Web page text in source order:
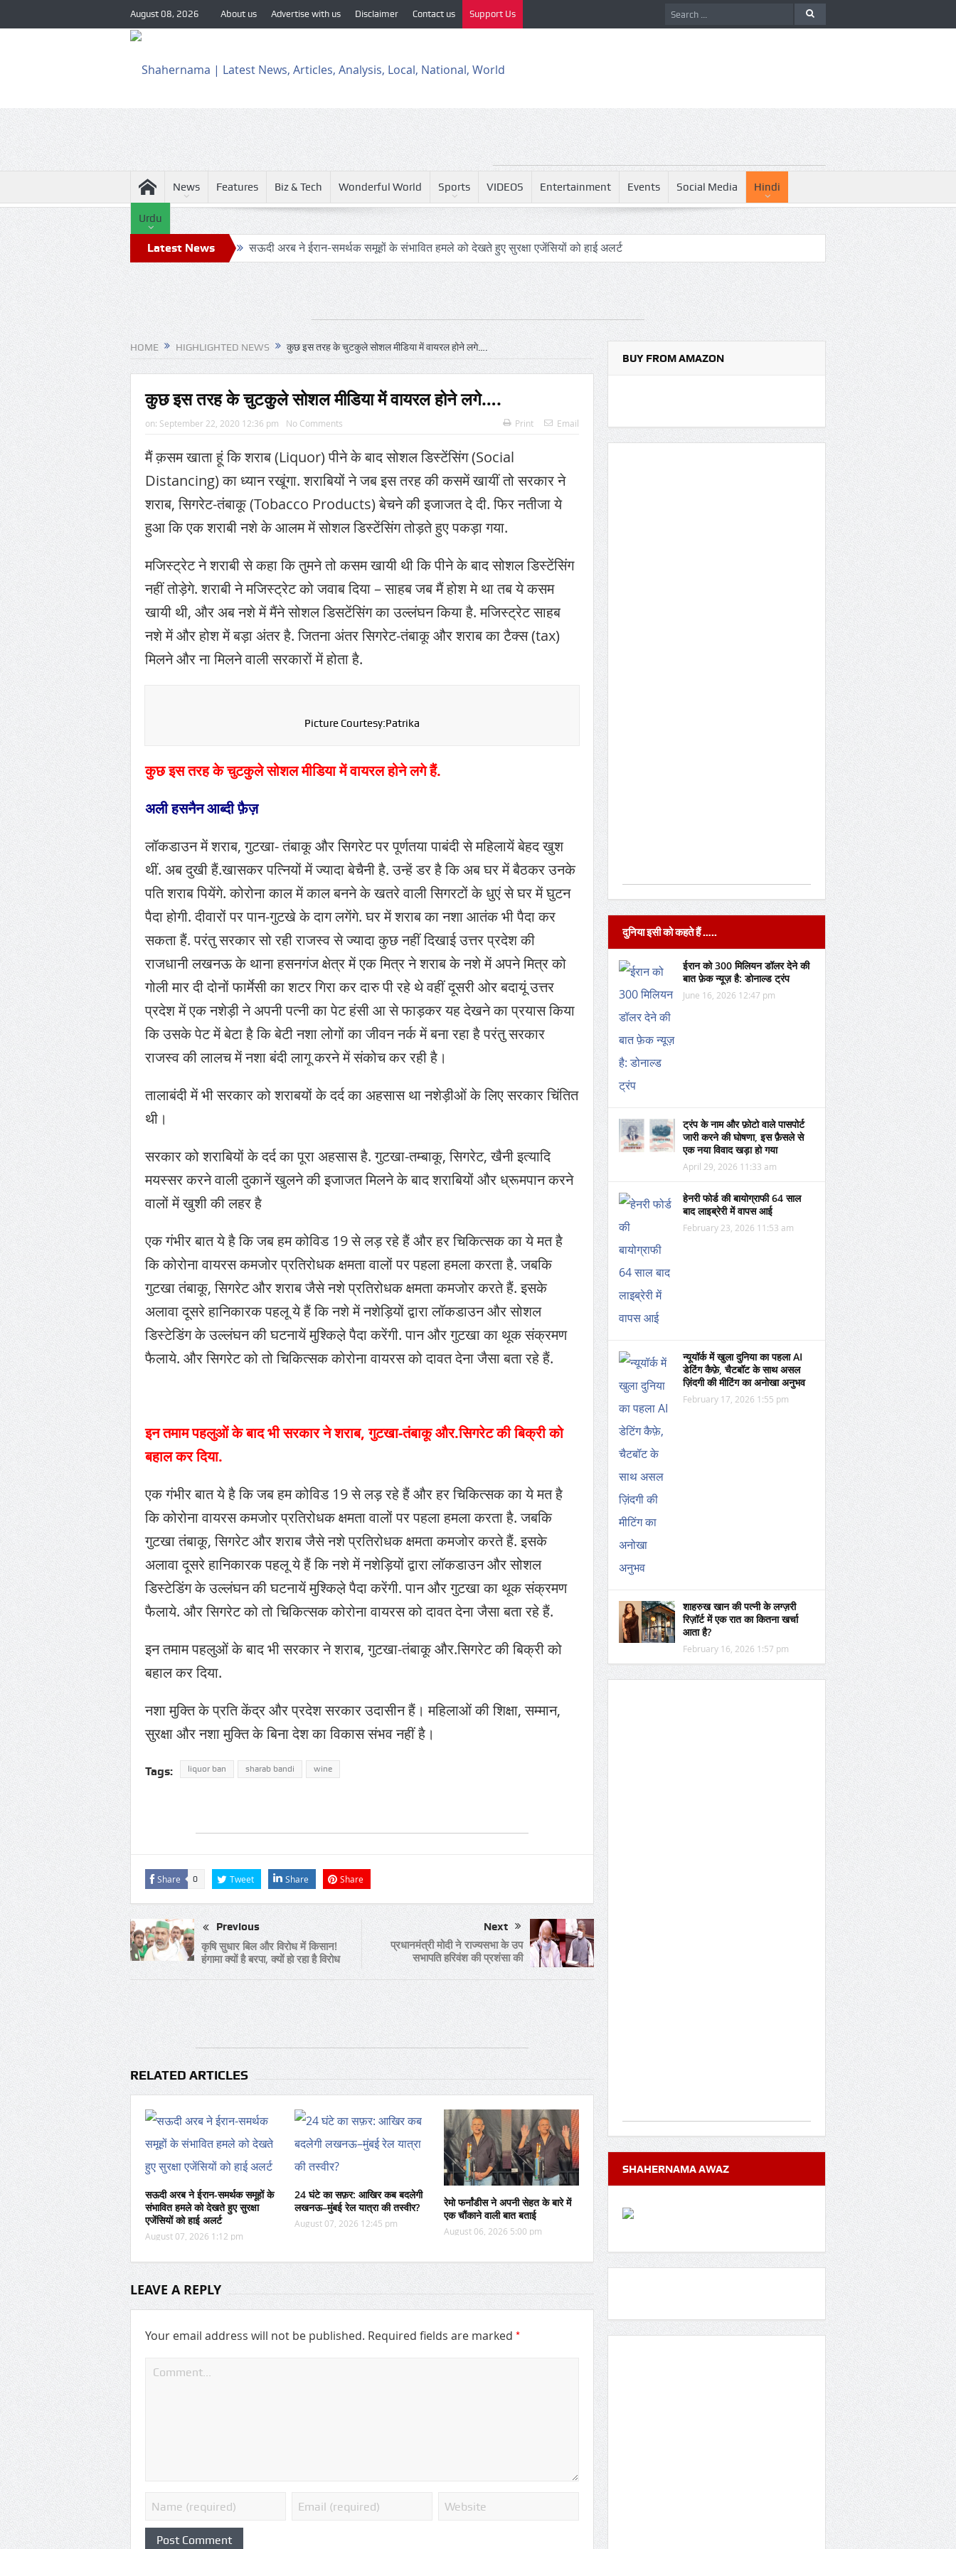
August 08, 2026 About us Advertise with us Disclaimer Contact us Support Us
News Features Biz & Tech Wonderful World Sports VIDEOS Entertainment Events Social Media Hindi
Urdu
Latest News
सऊदी अरब ने ईरान-समर्थक समूहों के संभावित हमले को देखते हुए सुरक्षा एजेंसियों को हाई अलर्ट
24 घंटे का सफ़र: आखिर कब बदलेगी लखनऊ–मुंबई रेल यात्रा की तस्वीर?
ट्रंप के हेलीकॉप्टर और यात्री विमान के बीच खतरनाक नज़दीकी की जांच
रिपोर्ट: अपनी कक्षा से भटका SpaceX रॉकेट आज चंद्रमा से टकराएगा
आग़ा मीर की ड्योढ़ी: जहाँ शानदार इमामबाड़ा,नवाबी शान और इतिहास साँस लेता था
डील साइन करने का यह आखिरी मौका है, ट्रंप ने एक बार फिर ईरान को धमकी दी
‘मैं कहीं नहीं जा रहा’; ईरानी राष्ट्रपति ने इस्तीफ़े और अंदरूनी मतभेदों की खबरों को नकारा
महमूदाबाद रियासत का मोहर्रम: अज़ादारी, तहज़ीब और साझी विरासत की जीवित दास्तान
‘2026 के लिए की गई दो भविष्यवाणियां सच हो गई हैं, एक भयानक टकराव होने वाला है’
HOME HIGHLIGHTED NEWS कुछ इस तरह के चुटकुले सोशल मीडिया में वायरल होने लगे….
कुछ इस तरह के चुटकुले सोशल मीडिया में वायरल होने लगे….
on: September 22, 2020 12:36 pm No Comments Print Email
मैं क़सम खाता हूं कि शराब (Liquor) पीने के बाद सोशल डिस्टेंसिंग (Social
Distancing) का ध्यान रखूंगा. शराबियों ने जब इस तरह की कसमें खायीं तो सरकार ने
शराब, सिगरेट-तंबाकू (Tobacco Products) बेचने की इजाजत दे दी. फिर नतीजा ये
हुआ कि एक शराबी नशे के आलम में सोशल डिस्टेंसिंग तोड़ते हुए पकड़ा गया.
मजिस्ट्रेट ने शराबी से कहा कि तुमने तो कसम खायी थी कि पीने के बाद सोशल डिस्टेंसिंग
नहीं तोड़ेगे. शराबी ने मजिस्ट्रेट को जवाब दिया – साहब जब मैं होश मे था तब ये कसम
खायी थी, और अब नशे में मैंने सोशल डिसटेंसिंग का उल्लंघन किया है. मजिस्ट्रेट साहब
नशे में और होश में बड़ा अंतर है. जितना अंतर सिगरेट-तंबाकू और शराब का टैक्स (tax)
मिलने और ना मिलने वाली सरकारों में होता है.
Picture Courtesy:Patrika
कुछ इस तरह के चुटकुले सोशल मीडिया में वायरल होने लगे हैं.
अली हसनैन आब्दी फ़ैज़
लॉकडाउन में शराब, गुटखा- तंबाकू और सिगरेट पर पूर्णतया पाबंदी से महिलायें बेहद खुश
थीं. अब दुखी हैं.खासकर पत्नियों में ज्यादा बेचैनी है. उन्हें डर है कि अब घर में बैठकर उनके
पति शराब पियेंगे. कोरोना काल में काल बनने के खतरे वाली सिगरटों के धुएं से घर में घुटन
पैदा होगी. दीवारों पर पान-गुटखे के दाग लगेंगे. घर में शराब का नशा आतंक भी पैदा कर
सकता हैं. परंतु सरकार सो रही राजस्व से ज्यादा कुछ नहीं दिखाई उत्तर प्रदेश की
राजधानी लखनऊ के थाना हसनगंज क्षेत्र में एक मित्र ने शराब के नशे में अपने मित्र को
गोली मार दी दोनों फार्मेसी का शटर गिरा कर दारु पी रहे थे वहीं दूसरी ओर बदायूं उत्तर
प्रदेश में एक नशेड़ी ने अपनी पत्नी का पेट हंसी आ से फाड़कर यह देखने का प्रयास किया
कि उसके पेट में बेटा है कि बेटी नशा लोगों का जीवन नर्क में बना रहा है परंतु सरकार
राजस्व की लालच में नशा बंदी लागू करने में संकोच कर रही है।
तालाबंदी में भी सरकार को शराबयों के दर्द का अहसास था नशेड़ीओं के लिए सरकार चिंतित
थी।
सरकार को शराबियों के दर्द का पूरा अहसास है. गुटखा-तम्बाकू, सिगरेट, खैनी इत्यादि
मयस्सर करने वाली दुकानें खुलने की इजाजत मिलने के बाद शराबियों और ध्रूमपान करने
वालों में खुशी की लहर है
एक गंभीर बात ये है कि जब हम कोविड 19 से लड़ रहे हैं और हर चिकित्सक का ये मत है
कि कोरोना वायरस कमजोर प्रतिरोधक क्षमता वालों पर पहला हमला करता है. जबकि
गुटखा तंबाकू, सिगरेट और शराब जैसे नशे प्रतिरोधक क्षमता कमजोर करते हैं. इसके
अलावा दूसरे हानिकारक पहलू ये हैं कि नशे में नशेड़ियों द्वारा लॉकडाउन और सोशल
डिस्टेडिंग के उल्लंघन की घटनायें मुश्किल़े पैदा करेंगी. पान और गुटखा का थूक संक्रमण
फैलाये. और सिगरेट को तो चिकित्सक कोरोना वायरस को दावत देना जैसा बता रहे हैं.
इन तमाम पहलुओं के बाद भी सरकार ने शराब, गुटखा-तंबाकू और.सिगरेट की बिक्री को
बहाल कर दिया.
एक गंभीर बात ये है कि जब हम कोविड 19 से लड़ रहे हैं और हर चिकित्सक का ये मत है
कि कोरोना वायरस कमजोर प्रतिरोधक क्षमता वालों पर पहला हमला करता है. जबकि
गुटखा तंबाकू, सिगरेट और शराब जैसे नशे प्रतिरोधक क्षमता कमजोर करते हैं. इसके
अलावा दूसरे हानिकारक पहलू ये हैं कि नशे में नशेड़ियों द्वारा लॉकडाउन और सोशल
डिस्टेडिंग के उल्लंघन की घटनायें मुश्किल़े पैदा करेंगी. पान और गुटखा का थूक संक्रमण
फैलाये. और सिगरेट को तो चिकित्सक कोरोना वायरस को दावत देना जैसा बता रहे हैं.
इन तमाम पहलुओं के बाद भी सरकार ने शराब, गुटखा-तंबाकू और.सिगरेट की बिक्री को
बहाल कर दिया.
नशा मुक्ति के प्रति केंद्र और प्रदेश सरकार उदासीन हैं। महिलाओं की शिक्षा, सम्मान,
सुरक्षा और नशा मुक्ति के बिना देश का विकास संभव नहीं है।
Tags: liquor ban sharab bandi wine
Share 0 Tweet Share Share
Previous
कृषि सुधार बिल और विरोध में किसान!
हंगामा क्यों है बरपा, क्यों हो रहा है विरोध
Next
प्रधानमंत्री मोदी ने राज्यसभा के उप
सभापति हरिवंश की प्रशंसा की
RELATED ARTICLES
सऊदी अरब ने ईरान-समर्थक समूहों के
संभावित हमले को देखते हुए सुरक्षा
एजेंसियों को हाई अलर्ट
August 07, 2026 1:12 pm
24 घंटे का सफ़र: आखिर कब बदलेगी
लखनऊ–मुंबई रेल यात्रा की तस्वीर?
August 07, 2026 12:45 pm
रेमो फर्नांडीस ने अपनी सेहत के बारे में
एक चौंकाने वाली बात बताई
August 06, 2026 5:00 pm
LEAVE A REPLY
Your email address will not be published. Required fields are marked *
BUY FROM AMAZON
दुनिया इसी को कहते हैं …..
ईरान को 300 मिलियन डॉलर देने की
बात फ़ेक न्यूज़ है: डोनाल्ड ट्रंप
June 16, 2026 12:47 pm
ट्रंप के नाम और फ़ोटो वाले पासपोर्ट
जारी करने की घोषणा, इस फ़ैसले से
एक नया विवाद खड़ा हो गया
April 29, 2026 11:33 am
हेनरी फोर्ड की बायोग्राफी 64 साल
बाद लाइब्रेरी में वापस आई
February 23, 2026 11:53 am
न्यूयॉर्क में खुला दुनिया का पहला AI
डेटिंग कैफ़े, चैटबॉट के साथ असल
ज़िंदगी की मीटिंग का अनोखा अनुभव
February 17, 2026 1:55 pm
शाहरुख खान की पत्नी के लग्ज़री
रिज़ॉर्ट में एक रात का कितना खर्चा
आता है?
February 16, 2026 1:57 pm
SHAHERNAMA AWAZ